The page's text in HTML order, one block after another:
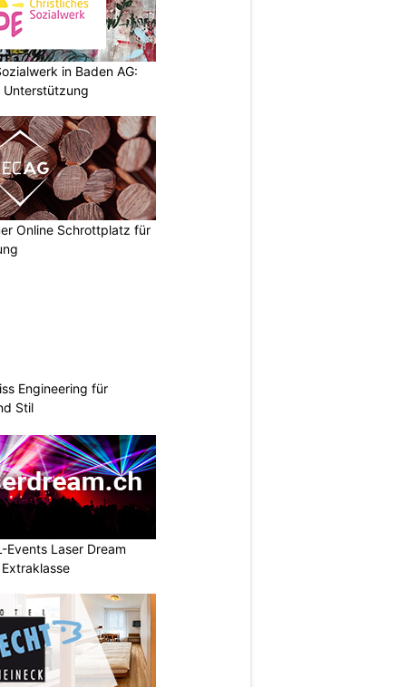
in Baden AG:
Unterstützung
Online Schrottplatz für
Engineering für
Stil
Events Laser Dream